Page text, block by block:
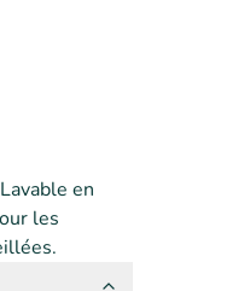
en
les